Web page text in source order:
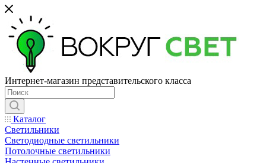
Интернет-магазин представительского класса
Каталог
Светильники
Светодиодные светильники
Потолочные светильники